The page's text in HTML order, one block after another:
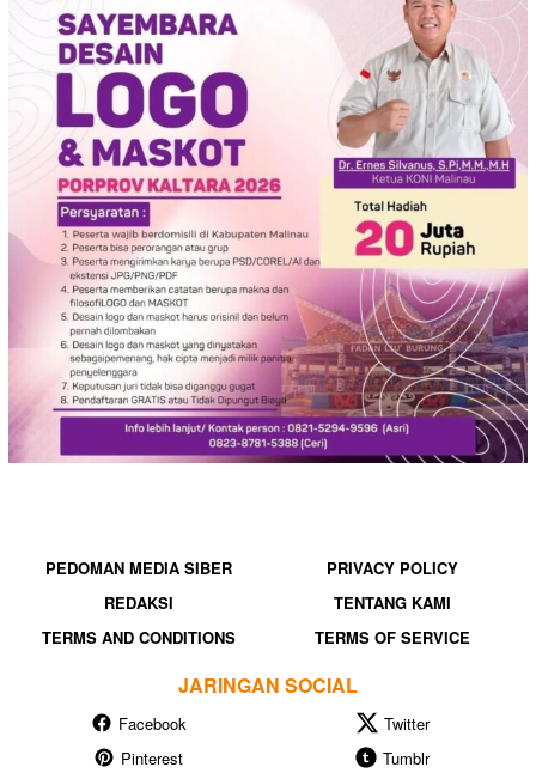
PEDOMAN MEDIA SIBER
PRIVACY POLICY
REDAKSI
TENTANG KAMI
TERMS AND CONDITIONS
TERMS OF SERVICE
JARINGAN SOCIAL
Facebook
Twitter
Pinterest
Tumblr